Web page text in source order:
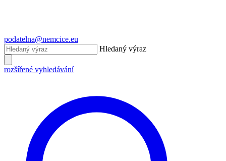
podatelna@nemcice.eu
Hledaný výraz
rozšířené vyhledávání